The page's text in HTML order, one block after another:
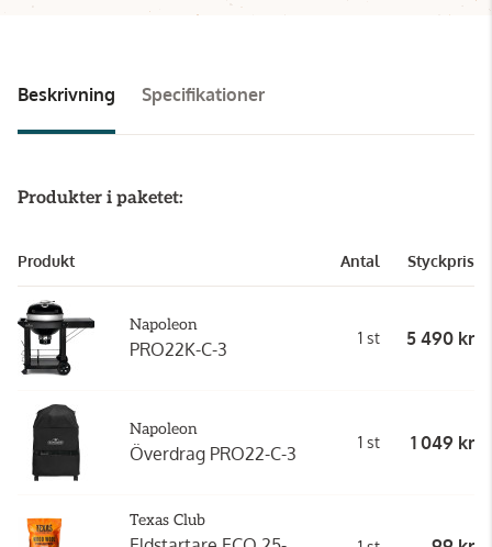
Beskrivning Specifikationer
Produkter i paketet:
Produkt Antal Styckpris
Napoleon
PRO22K-C-3
1 st 5 490 kr
Napoleon
Överdrag PRO22-C-3
1 st 1 049 kr
Texas Club